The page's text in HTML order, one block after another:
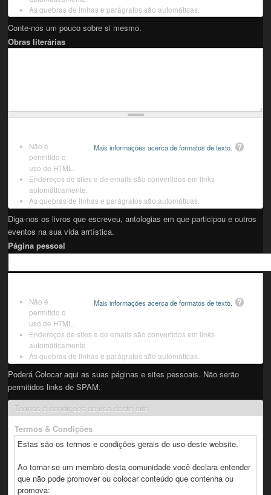
As quebras de linhas e parágrafos são automáticas.
Conte-nos um pouco sobre si mesmo.
Obras literárias
Mais informações acerca de formatos de texto.
Não é
permitido o
uso de HTML.
Endereços de sites e de emails são convertidos em links
automáticamente.
As quebras de linhas e parágrafos são automáticas.
Diga-nos os livros que escreveu, antologias em que participou e outros
eventos na sua vida arrtística.
Página pessoal
Mais informações acerca de formatos de texto.
Não é
permitido o
uso de HTML.
Endereços de sites e de emails são convertidos em links
automáticamente.
As quebras de linhas e parágrafos são automáticas.
Poderá Colocar aqui as suas páginas e sites pessoais. Não serão
permitidos links de SPAM.
Termos e condições de uso deste site
Termos & Condições